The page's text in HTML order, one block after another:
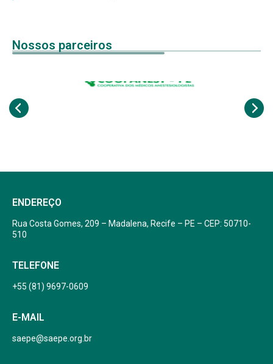
Nossos parceiros
ENDEREÇO
Rua Costa Gomes, 209 – Madalena, Recife – PE – CEP: 50710-
510
TELEFONE
+55 (81) 9697-0609
E-MAIL
saepe@saepe.org.br